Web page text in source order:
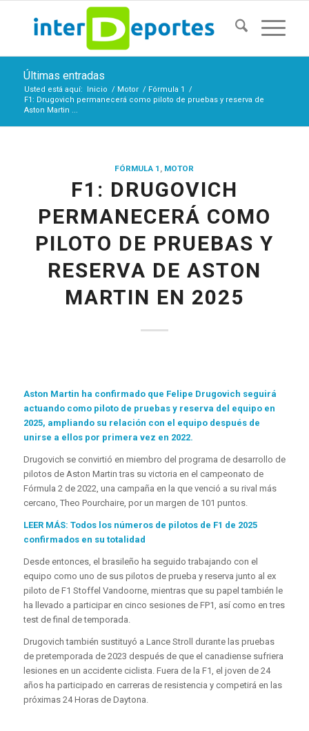
Últimas entradas
Usted está aquí: Inicio / Motor / Fórmula 1
/
F1: Drugovich permanecerá como piloto de pruebas y reserva de
Aston Martin ...
FÓRMULA 1 , MOTOR
F1: DRUGOVICH
PERMANECERÁ COMO
PILOTO DE PRUEBAS Y
RESERVA DE ASTON
MARTIN EN 2025
Aston Martin ha confirmado que Felipe Drugovich seguirá
actuando como piloto de pruebas y reserva del equipo en
2025, ampliando su relación con el equipo después de
unirse a ellos por primera vez en 2022.
Drugovich se convirtió en miembro del programa de desarrollo de
pilotos de Aston Martin tras su victoria en el campeonato de
Fórmula 2 de 2022, una campaña en la que venció a su rival más
cercano, Theo Pourchaire, por un margen de 101 puntos.
LEER MÁS: Todos los números de pilotos de F1 de 2025
confirmados en su totalidad
Desde entonces, el brasileño ha seguido trabajando con el
equipo como uno de sus pilotos de prueba y reserva junto al ex
piloto de F1 Stoffel Vandoorne, mientras que su papel también le
ha llevado a participar en cinco sesiones de FP1, así como en tres
test de final de temporada.
Drugovich también sustituyó a Lance Stroll durante las pruebas
de pretemporada de 2023 después de que el canadiense sufriera
lesiones en un accidente ciclista. Fuera de la F1, el joven de 24
años ha participado en carreras de resistencia y competirá en las
próximas 24 Horas de Daytona.